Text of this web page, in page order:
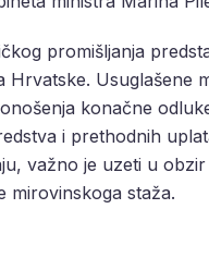
promišljanja
Hrvatske. Usuglašene
konačne
i prethodnih
važno je uzeti u
mirovinskoga staža.